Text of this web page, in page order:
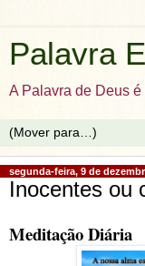
Palavra
A Palavra de Deus é
segunda-feira, 9 de
Inocentes ou
Meditação Diária